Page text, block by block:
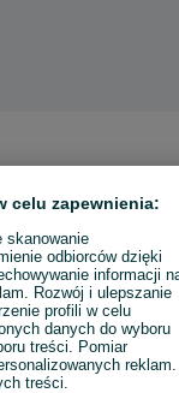
celu zapewnienia:
skanowanie
odbiorców dzięki
informacji
Rozwój i ulepszanie
profili w celu
danych do wyboru
treści. Pomiar
reklam.
treści.